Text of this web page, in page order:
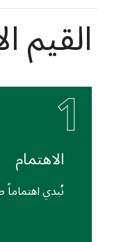
القيم
1الاهتمام
نُبدي اهتماماً